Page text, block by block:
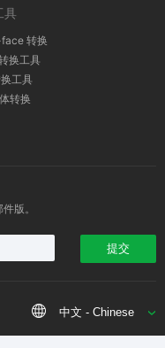
具
转换
换工具
工具
转换
版。
提交
中文 - Chinese